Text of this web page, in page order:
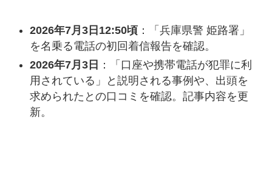
2026年7月3日12:50頃 ：「兵庫県警 姫路署」
を名乗る電話の初回着信報告を確認。
2026年7月3日 ：「口座や携帯電話が犯罪に利
用されている」と説明される事例や、出頭を
求められたとの口コミを確認。記事内容を更
新。